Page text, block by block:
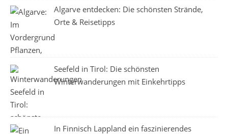
Algarve entdecken: Die schönsten Strände,
Orte & Reisetipps
Seefeld in Tirol: Die schönsten
Winterwanderungen mit Einkehrtipps
In Finnisch Lappland ein faszinierendes